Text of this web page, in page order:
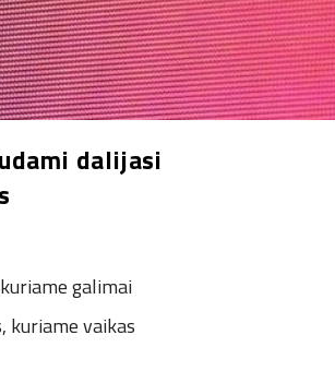
dalijasi
galimai
kuriame vaikas